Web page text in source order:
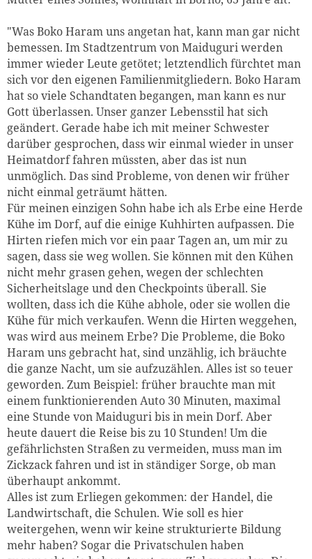
"Was Boko Haram uns angetan hat, kann man gar nicht
bemessen. Im Stadtzentrum von Maiduguri werden
immer wieder Leute getötet; letztendlich fürchtet man
sich vor den eigenen Familienmitgliedern. Boko Haram
hat so viele Schandtaten begangen, man kann es nur
Gott überlassen. Unser ganzer Lebensstil hat sich
geändert. Gerade habe ich mit meiner Schwester
darüber gesprochen, dass wir einmal wieder in unser
Heimatdorf fahren müssten, aber das ist nun
unmöglich. Das sind Probleme, von denen wir früher
nicht einmal geträumt hätten.
Für meinen einzigen Sohn habe ich als Erbe eine Herde
Kühe im Dorf, auf die einige Kuhhirten aufpassen. Die
Hirten riefen mich vor ein paar Tagen an, um mir zu
sagen, dass sie weg wollen. Sie können mit den Kühen
nicht mehr grasen gehen, wegen der schlechten
Sicherheitslage und den Checkpoints überall. Sie
wollten, dass ich die Kühe abhole, oder sie wollen die
Kühe für mich verkaufen. Wenn die Hirten weggehen,
was wird aus meinem Erbe? Die Probleme, die Boko
Haram uns gebracht hat, sind unzählig, ich bräuchte
die ganze Nacht, um sie aufzuzählen. Alles ist so teuer
geworden. Zum Beispiel: früher brauchte man mit
einem funktionierenden Auto 30 Minuten, maximal
eine Stunde von Maiduguri bis in mein Dorf. Aber
heute dauert die Reise bis zu 10 Stunden! Um die
gefährlichsten Straßen zu vermeiden, muss man im
Zickzack fahren und ist in ständiger Sorge, ob man
überhaupt ankommt.
Alles ist zum Erliegen gekommen: der Handel, die
Landwirtschaft, die Schulen. Wie soll es hier
weitergehen, wenn wir keine strukturierte Bildung
mehr haben? Sogar die Privatschulen haben
Zum Warenkorb
weiter lesen Zum Warenkorb